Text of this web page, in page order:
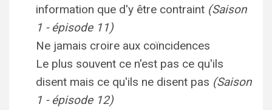
information que d'y être contraint (Saison
1 - épisode 11)
Ne jamais croire aux coïncidences
Le plus souvent ce n'est pas ce qu'ils
disent mais ce qu'ils ne disent pas (Saison
1 - épisode 12)